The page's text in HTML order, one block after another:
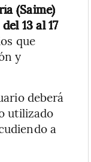
(Saime)
13 al 17
que
y
deberá
utilizado
a